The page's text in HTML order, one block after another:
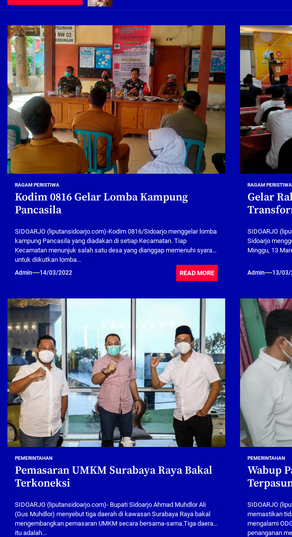
Pembebasan Lahan Segera Rampung, Pembangunan Fly
Peduli Warga Miskin, Bupati Sidoarjo Masif Jalankan
Pembebasan Lahan Hampir Rampung, Pembangunan Fly
Terima aduan warga, Komisi A cari solusi masalah warga
Demi Jajaran Direksi Delta Tirta Yang Profesional Dan
RAGAM PERISTIWA
Kodim 0816 Gelar Lomba Kampung
Pancasila
SIDOARJO (liputansidoarjo.com)-Kodim 0816/Sidoarjo menggelar lomba
kampung Pancasila yang diadakan di setiap Kecamatan. Tiap
Kecamatan menunjuk salah satu desa yang dianggap memenuhi syarat
untuk diikutkan lomba...
Admin 14/03/2022 READ MORE
RAGAM PERISTIWA
Gelar
SIDOARJO
Sidoarjo
Minggu, 13
Admin 13/03/
PEMERINTAHAN
Pemasaran UMKM Surabaya Raya Bakal
Terkoneksi
SIDOARJO (liputansidoarjo.com)- Bupati Sidoarjo Ahmad Muhdlor Ali
(Gus Muhdlor) menyebut tiga daerah di kawasan Surabaya Raya bakal
mengembangkan pemasaran UMKM secara bersama-sama.Tiga daerah
itu adalah...
PEMERINTAHAN
Wabup
SIDOARJO
memastikan
mengalami
penanganan